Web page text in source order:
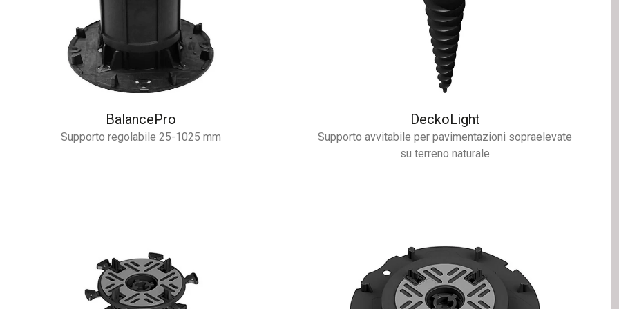
BalancePro
Supporto regolabile 25-1025 mm
DeckoLight
Supporto avvitabile per pavimentazioni sopraelevate
su terreno naturale